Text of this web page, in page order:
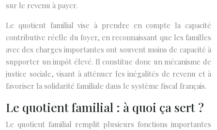
sur le revenu à payer.
Le quotient familial vise à prendre en compte la capacité
contributive réelle du foyer, en reconnaissant que les familles
avec des charges importantes ont souvent moins de capacité à
supporter un impôt élevé. Il constitue donc un mécanisme de
justice sociale, visant à atténuer les inégalités de revenu et à
favoriser la solidarité familiale dans le système fiscal français.
Le quotient familial : à quoi ça sert ?
Le quotient familial remplit plusieurs fonctions importantes